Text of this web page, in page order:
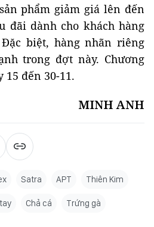
phẩm giảm giá lên đến
đãi dành cho khách hàng
biệt, hàng nhãn riêng
trong đợt này. Chương
đến 30-11.
MINH ANH
Satra APT Thiên Kim
Chả cá Trứng gà